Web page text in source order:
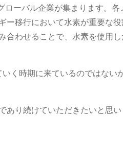
ーバル企業が集まります。
移行において水素が重要な
わせることで、水素を使用
く時期に来ているのではない
り続けていただきたいと思